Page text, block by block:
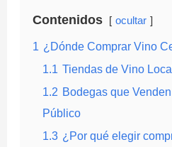
Contenidos ocultar
1 ¿Dónde Comprar Vino
1.1 Tiendas de Vino
1.2 Bodegas que
Público
1.3 ¿Por qué elegir